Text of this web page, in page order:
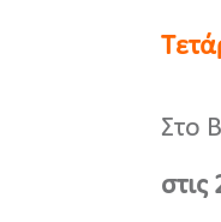
Στο